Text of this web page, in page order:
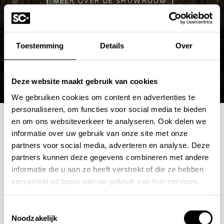
Toestemming Details Over
Deze website maakt gebruik van cookies
We gebruiken cookies om content en advertenties te
personaliseren, om functies voor social media te bieden
en om ons websiteverkeer te analyseren. Ook delen we
informatie over uw gebruik van onze site met onze
partners voor social media, adverteren en analyse. Deze
partners kunnen deze gegevens combineren met andere
informatie die u aan ze heeft verstrekt of die ze hebben
verzameld op basis van uw gebruik van hun services.
Noodzakelijk
eenvoudige installatie en optimale hoek
Materiaal: Roestvastvrij staal
Patroon: Flessa
Afwerkingen GESSI Spotwater:
Steel Brushed
Brass Brushed PVD
Geborsteld Koper PVD
Geborsteld Zwart Metaal PVD
Mogelijkheden
bespreken?
Wilt u ook iedere dag genieten van een luxe badkamer?